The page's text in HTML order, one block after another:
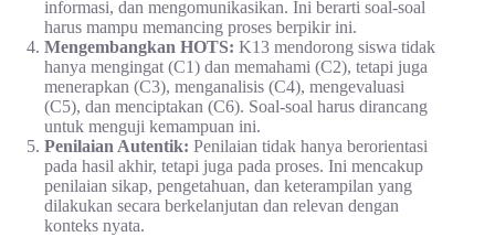
informasi, dan mengomunikasikan. Ini berarti soal-soal
harus mampu memancing proses berpikir ini.
Mengembangkan HOTS: K13 mendorong siswa tidak
hanya mengingat (C1) dan memahami (C2), tetapi juga
menerapkan (C3), menganalisis (C4), mengevaluasi
(C5), dan menciptakan (C6). Soal-soal harus dirancang
untuk menguji kemampuan ini.
Penilaian Autentik: Penilaian tidak hanya berorientasi
pada hasil akhir, tetapi juga pada proses. Ini mencakup
penilaian sikap, pengetahuan, dan keterampilan yang
dilakukan secara berkelanjutan dan relevan dengan
konteks nyata.